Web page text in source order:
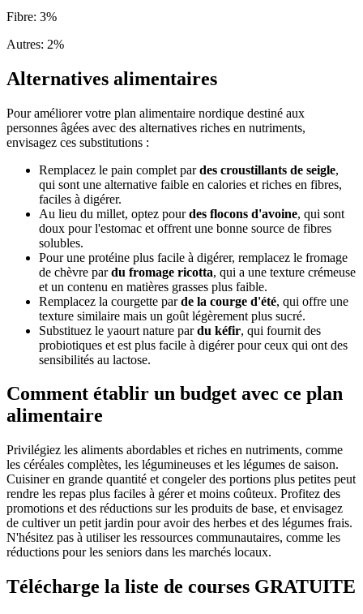
Fibre: 3%
Autres: 2%
Alternatives alimentaires
Pour améliorer votre plan alimentaire nordique destiné aux
personnes âgées avec des alternatives riches en nutriments,
envisagez ces substitutions :
Remplacez le pain complet pardes croustillants de seigle,
qui sont une alternative faible en calories et riches en fibres,
faciles à digérer.
Au lieu du millet, optez pourdes flocons d'avoine, qui sont
doux pour l'estomac et offrent une bonne source de fibres
solubles.
Pour une protéine plus facile à digérer, remplacez le fromage
de chèvre pardu fromage ricotta, qui a une texture crémeuse
et un contenu en matières grasses plus faible.
Remplacez la courgette parde la courge d'été, qui offre une
texture similaire mais un goût légèrement plus sucré.
Substituez le yaourt nature pardu kéfir, qui fournit des
probiotiques et est plus facile à digérer pour ceux qui ont des
sensibilités au lactose.
Comment établir un budget avec ce plan
alimentaire
Privilégiez les aliments abordables et riches en nutriments, comme
les céréales complètes, les légumineuses et les légumes de saison.
Cuisiner en grande quantité et congeler des portions plus petites peut
rendre les repas plus faciles à gérer et moins coûteux. Profitez des
promotions et des réductions sur les produits de base, et envisagez
de cultiver un petit jardin pour avoir des herbes et des légumes frais.
N'hésitez pas à utiliser les ressources communautaires, comme les
réductions pour les seniors dans les marchés locaux.
Télécharge la liste de courses GRATUITE